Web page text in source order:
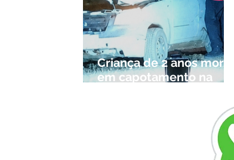
Criança de 2 anos morre
em capotamento na